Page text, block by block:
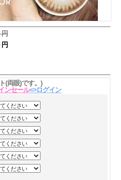
円
円
(両眼)です。)
ンセール=>ログイン